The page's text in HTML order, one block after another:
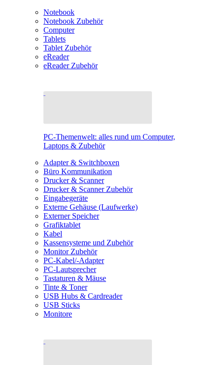
Notebook
Notebook Zubehör
Computer
Tablets
Tablet Zubehör
eReader
eReader Zubehör
PC-Themenwelt: alles rund um Computer,
Laptops & Zubehör
Adapter & Switchboxen
Büro Kommunikation
Drucker & Scanner
Drucker & Scanner Zubehör
Eingabegeräte
Externe Gehäuse (Laufwerke)
Externer Speicher
Grafiktablet
Kabel
Kassensysteme und Zubehör
Monitor Zubehör
PC-Kabel/-Adapter
PC-Lautsprecher
Tastaturen & Mäuse
Tinte & Toner
USB Hubs & Cardreader
USB Sticks
Monitore